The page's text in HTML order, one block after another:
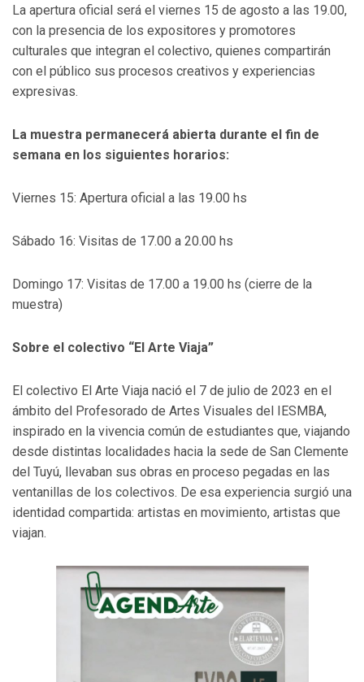
La apertura oficial será el viernes 15 de agosto a las 19.00,
con la presencia de los expositores y promotores
culturales que integran el colectivo, quienes compartirán
con el público sus procesos creativos y experiencias
expresivas.
La muestra permanecerá abierta durante el fin de
semana en los siguientes horarios:
Viernes 15: Apertura oficial a las 19.00 hs
Sábado 16: Visitas de 17.00 a 20.00 hs
Domingo 17: Visitas de 17.00 a 19.00 hs (cierre de la
muestra)
Sobre el colectivo “El Arte Viaja”
El colectivo El Arte Viaja nació el 7 de julio de 2023 en el
ámbito del Profesorado de Artes Visuales del IESMBA,
inspirado en la vivencia común de estudiantes que, viajando
desde distintas localidades hacia la sede de San Clemente
del Tuyú, llevaban sus obras en proceso pegadas en las
ventanillas de los colectivos. De esa experiencia surgió una
identidad compartida: artistas en movimiento, artistas que
viajan.